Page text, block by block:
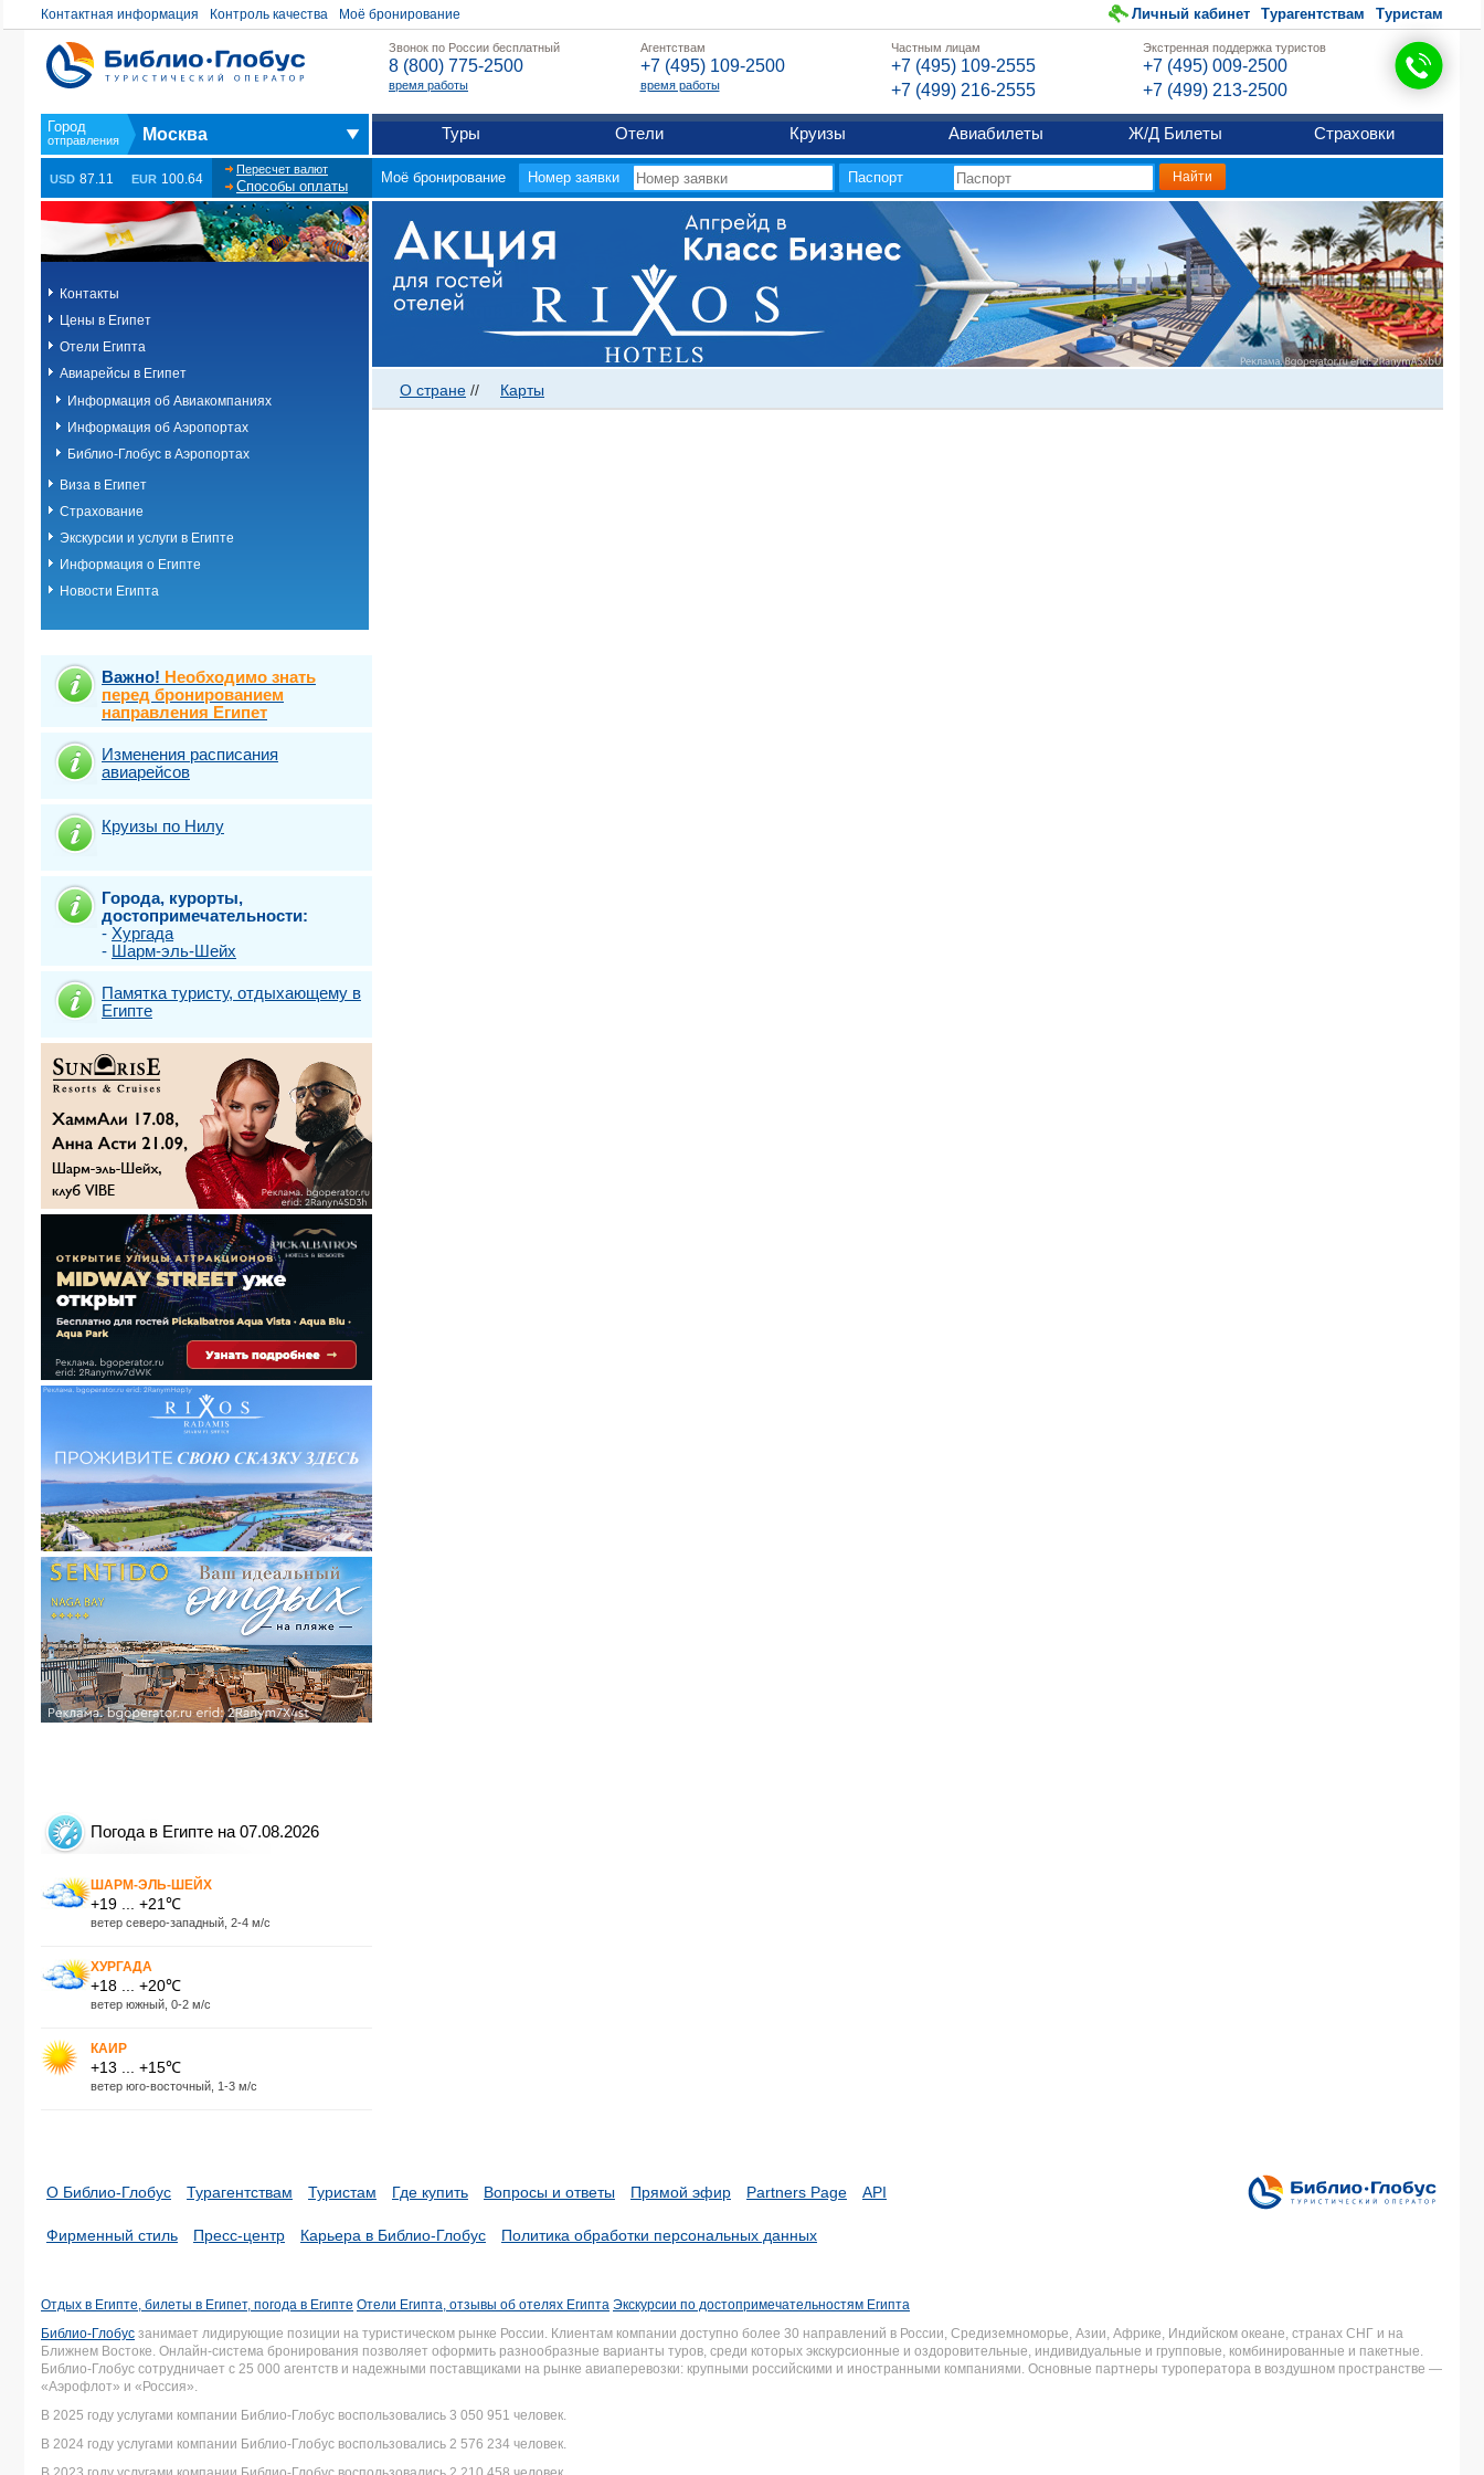
Контактная информация Контроль качества Моё бронирование Личный кабинет Турагентствам Туристам
Звонок по России бесплатный
8 (800) 775-2500
время работы
Агентствам
+7 (495) 109-2500
время работы
Частным лицам
+7 (495) 109-2555
+7 (499) 216-2555
Экстренная поддержка туристов
+7 (495) 009-2500
+7 (499) 213-2500
Москва Туры Отели Круизы Авиабилеты Ж/Д Билеты Страховки
USD 87.11 EUR 100.64
Пересчет валют
Способы оплаты
Моё бронирование Номер заявки Паспорт
Контакты
Цены в Египет
Отели Египта
Авиарейсы в Египет
Информация об Авиакомпаниях
Информация об Аэропортах
Библио-Глобус в Аэропортах
Виза в Египет
Страхование
Экскурсии и услуги в Египте
Информация о Египте
Новости Египта
Важно! Необходимо знать
перед бронированием
направления Египет
Изменения расписания
авиарейсов
Круизы по Нилу
Города, курорты,
достопримечательности:
- Хургада
- Шарм-эль-Шейх
Памятка туристу, отдыхающему в
Египте
Погода в Египте на 07.08.2026
ШАРМ-ЭЛЬ-ШЕЙХ
+19 ... +21℃
ветер северо-западный, 2-4 м/с
ХУРГАДА
+18 ... +20℃
ветер южный, 0-2 м/с
КАИР
+13 ... +15℃
ветер юго-восточный, 1-3 м/с
О стране // Карты
О Библио-Глобус Турагентствам Туристам Где купить Вопросы и ответы Прямой эфир Partners Page API
Фирменный стиль Пресс-центр Карьера в Библио-Глобус Политика обработки персональных данных
Отдых в Египте, билеты в Египет, погода в Египте Отели Египта, отзывы об отелях Египта Экскурсии по достопримечательностям Египта
Библио-Глобус занимает лидирующие позиции на туристическом рынке России. Клиентам компании доступно более 30 направлений в России, Средиземноморье, Азии, Африке, Индийском океане, странах СНГ и на
Ближнем Востоке. Онлайн-система бронирования позволяет оформить разнообразные варианты туров, среди которых экскурсионные и оздоровительные, индивидуальные и групповые, комбинированные и пакетные.
Библио-Глобус сотрудничает с 25 000 агентств и надежными поставщиками на рынке авиаперевозки: крупными российскими и иностранными компаниями. Основные партнеры туроператора в воздушном пространстве —
«Аэрофлот» и «Россия».
В 2025 году услугами компании Библио-Глобус воспользовались 3 050 951 человек.
В 2024 году услугами компании Библио-Глобус воспользовались 2 576 234 человек.